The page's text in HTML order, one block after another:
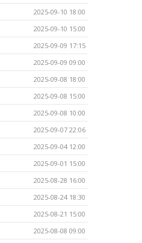
2025-09-10 18:00
2025-09-10 15:00
2025-09-09 17:15
2025-09-09 09:00
2025-09-08 18:00
2025-09-08 15:00
2025-09-08 10:00
2025-09-07 22:06
2025-09-04 12:00
2025-09-01 15:00
2025-08-28 16:00
2025-08-24 18:30
2025-08-21 15:00
2025-08-08 09:00